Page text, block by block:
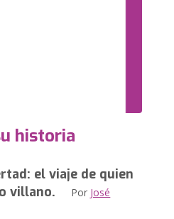
historia
el viaje de quien
villano. Por José